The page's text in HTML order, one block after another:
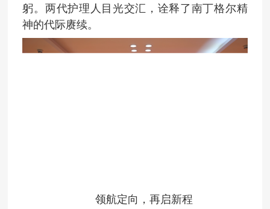
躬。两代护理人目光交汇，诠释了南丁格尔精
神的代际赓续。
领航定向，再启新程